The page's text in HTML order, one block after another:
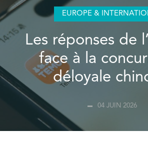
EUROPE &
Les réponses de
face à la
déloyale
04 JUIN 2026